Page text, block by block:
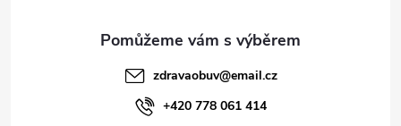
zdravaobuv@email.cz
+420 778 061 414